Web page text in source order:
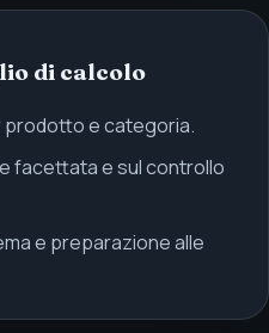
di calcolo
prodotto e categoria.
facettata e sul controllo
e preparazione alle